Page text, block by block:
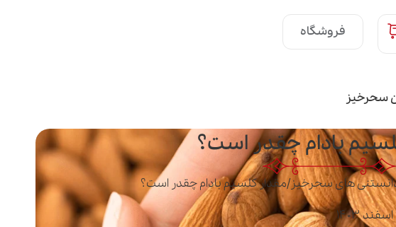
فروشگاه
سحرخیز
بادام چقدر است؟
های سحرخیز/مقدار کلسیم بادام چقدر است؟